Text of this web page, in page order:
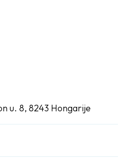
u. 8, 8243 Hongarije